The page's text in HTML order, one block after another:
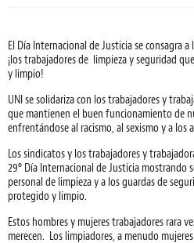
El Día Internacional de Justicia se consagra
¡los trabajadores de limpieza y seguridad
y limpio!
UNI se solidariza con los trabajadores y
que mantienen el buen funcionamiento de
enfrentándose al racismo, al sexismo y a los
Los sindicatos y los trabajadores y
29º Día Internacional de Justicia mostrando
personal de limpieza y a los guardas de
protegido y limpio.
Estos hombres y mujeres trabajadores rara
merecen. Los limpiadores, a menudo